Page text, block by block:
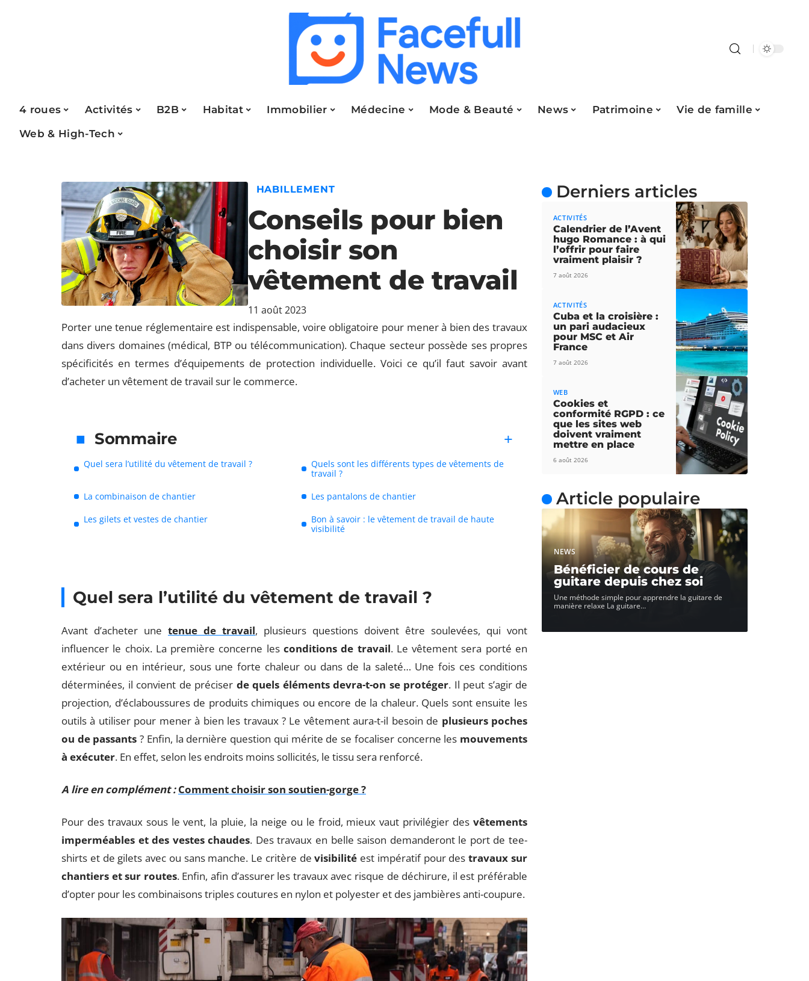
4 roues Activités B2B Habitat Immobilier Médecine Mode & Beauté News Patrimoine
Vie de famille
Web & High-Tech
HABILLEMENT
Conseils pour bien
choisir son
vêtement de travail
11 août 2023
Porter une tenue réglementaire est indispensable, voire obligatoire pour mener à bien des travaux
dans divers domaines (médical, BTP ou télécommunication). Chaque secteur possède ses propres
spécificités en termes d’équipements de protection individuelle. Voici ce qu’il faut savoir avant
d’acheter un vêtement de travail sur le commerce.
Sommaire
Quel sera l’utilité du vêtement de travail ?
Quels sont les différents types de vêtements de
travail ?
La combinaison de chantier
Les pantalons de chantier
Les gilets et vestes de chantier
Bon à savoir : le vêtement de travail de haute
visibilité
Quel sera l’utilité du vêtement de travail ?
Avant d’acheter une tenue de travail, plusieurs questions doivent être soulevées, qui vont
influencer le choix. La première concerne les conditions de travail. Le vêtement sera porté en
extérieur ou en intérieur, sous une forte chaleur ou dans de la saleté… Une fois ces conditions
déterminées, il convient de préciser de quels éléments devra-t-on se protéger. Il peut s’agir de
projection, d’éclaboussures de produits chimiques ou encore de la chaleur. Quels sont ensuite les
outils à utiliser pour mener à bien les travaux ? Le vêtement aura-t-il besoin de plusieurs poches
ou de passants ? Enfin, la dernière question qui mérite de se focaliser concerne les mouvements
à exécuter. En effet, selon les endroits moins sollicités, le tissu sera renforcé.
A lire en complément : Comment choisir son soutien-gorge ?
Pour des travaux sous le vent, la pluie, la neige ou le froid, mieux vaut privilégier des vêtements
imperméables et des vestes chaudes. Des travaux en belle saison demanderont le port de tee-
shirts et de gilets avec ou sans manche. Le critère devisibilité est impératif pour destravaux sur
chantiers et sur routes. Enfin, afin d’assurer les travaux avec risque de déchirure, il est préférable
d’opter pour les combinaisons triples coutures en nylon et polyester et des jambières anti-coupure.
Derniers articles
ACTIVITÉS
Calendrier de l’Avent
hugo Romance : à qui
l’offrir pour faire
vraiment plaisir ?
7 août 2026
ACTIVITÉS
Cuba et la croisière :
un pari audacieux
pour MSC et Air
France
7 août 2026
WEB
Cookies et
conformité RGPD : ce
que les sites web
doivent vraiment
mettre en place
6 août 2026
Article populaire
NEWS
Bénéficier de cours de
guitare depuis chez soi
Une méthode simple pour apprendre la guitare de
manière relaxe La guitare…